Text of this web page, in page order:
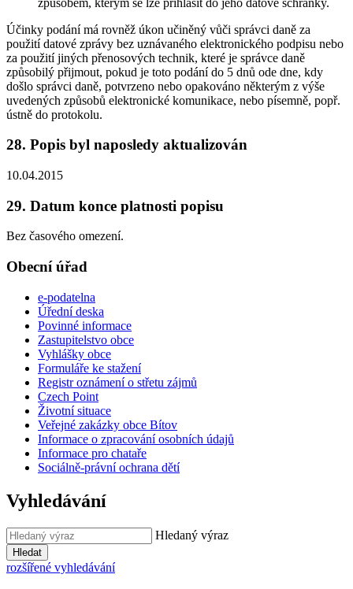
Účinky podání má rovněž úkon učiněný vůči správci daně za
použití datové zprávy bez uznávaného elektronického podpisu nebo
za použití jiných přenosových technik, které je správce daně
způsobilý přijmout, pokud je toto podání do 5 dnů ode dne, kdy
došlo správci daně, potvrzeno nebo opakováno některým z výše
uvedených způsobů elektronické komunikace, nebo písemně, popř.
ústně do protokolu.
28. Popis byl naposledy aktualizován
10.04.2015
29. Datum konce platnosti popisu
Bez časového omezení.
Obecní úřad
e-podatelna
Úřední deska
Povinné informace
Zastupitelstvo obce
Vyhlášky obce
Formuláře ke stažení
Registr oznámení o střetu zájmů
Czech Point
Životní situace
Veřejné zakázky obce Bítov
Informace o zpracování osobních údajů
Informace pro chataře
Sociálně-právní ochrana dětí
Vyhledávání
Hledaný výraz
Hledat
rozšířené vyhledávání